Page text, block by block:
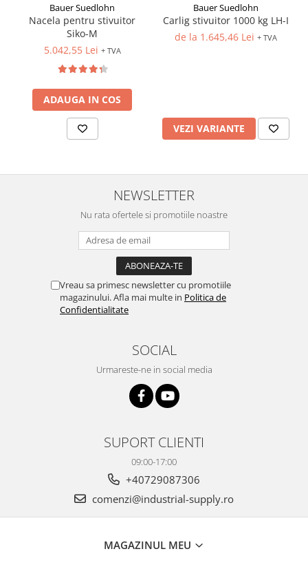
Bauer Suedlohn
Nacela pentru stivuitor
Siko-M
5.042,55 Lei + TVA
ADAUGA IN COS
Bauer Suedlohn
Carlig stivuitor 1000 kg LH-I
de la 1.645,46 Lei + TVA
VEZI VARIANTE
NEWSLETTER
Nu rata ofertele si promotiile noastre
Vreau sa primesc newsletter cu promotiile
magazinului. Afla mai multe in Politica de
Confidentialitate
SOCIAL
Urmareste-ne in social media
SUPORT CLIENTI
09:00-17:00
+40729087306
comenzi@industrial-supply.ro
MAGAZINUL MEU